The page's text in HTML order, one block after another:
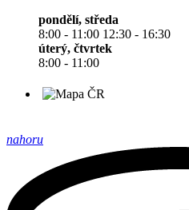
pondělí, středa
8:00 - 11:00 12:30 - 16:30
úterý, čtvrtek
8:00 - 11:00
nahoru